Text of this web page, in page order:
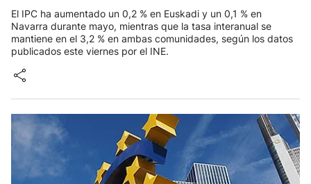
El IPC ha aumentado un 0,2 % en Euskadi y un 0,1 % en
Navarra durante mayo, mientras que la tasa interanual se
mantiene en el 3,2 % en ambas comunidades, según los datos
publicados este viernes por el INE.